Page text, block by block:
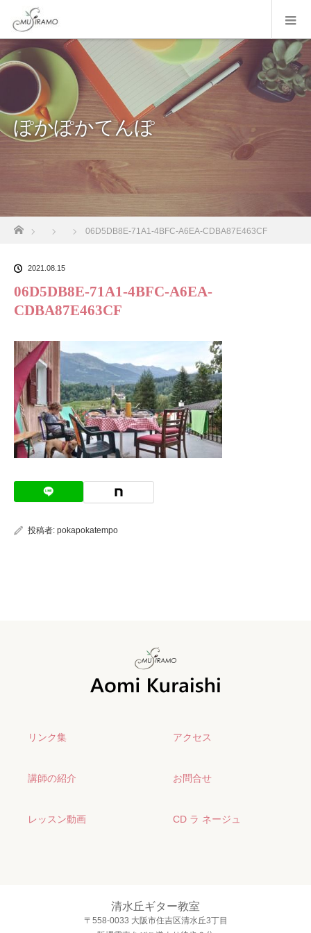
ぽかぽかてんぽ
06D5DB8E-71A1-4BFC-A6EA-CDBA87E463CF
2021.08.15
06D5DB8E-71A1-4BFC-A6EA-
CDBA87E463CF
投稿者: pokapokatempo
リンク集 アクセス
講師の紹介 お問合せ
レッスン動画 CD ラ ネージュ
清水丘ギター教室
〒558-0033 大阪市住吉区清水丘3丁目